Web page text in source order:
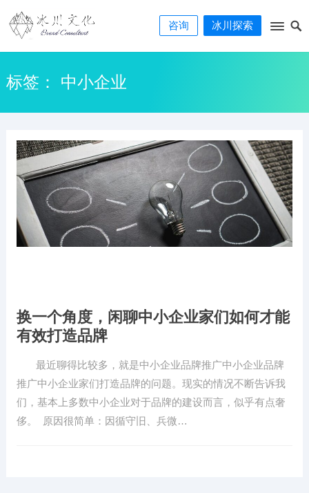
咨询 冰川探索
标签： 中小企业
换一个角度，闲聊中小企业家们如何才能
有效打造品牌
最近聊得比较多，就是中小企业品牌推广中小企业品牌
推广中小企业家们打造品牌的问题。现实的情况不断告诉我
们，基本上多数中小企业对于品牌的建设而言，似乎有点奢
侈。 原因很简单：因循守旧、兵微…